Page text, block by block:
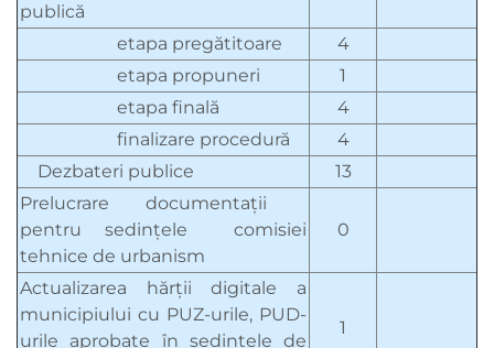
publică
etapa pregătitoare
4
etapa propuneri
1
etapa finală
4
finalizare procedură
4
Dezbateri publice
13
Prelucrare documentaţii
pentru sedinţele comisiei
tehnice de urbanism
0
Actualizarea hărţii digitale a
municipiului cu PUZ-urile, PUD-
urile aprobate în şedinţele de
1